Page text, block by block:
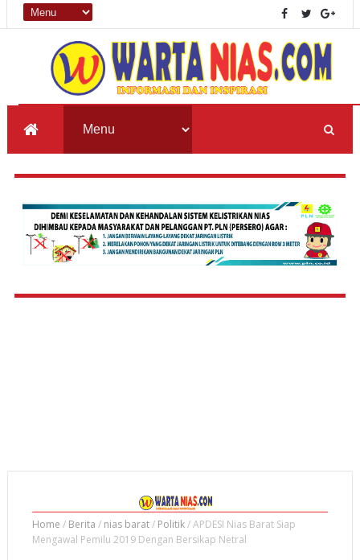
Home / Berita / nias barat/ Politik/APDESI Nias Barat Siap
Mengawal Pemilu 2019 Dengan Bersikap Netral